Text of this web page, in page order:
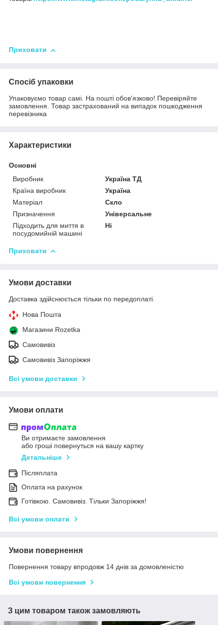
Приховати
Спосіб упаковки
Упаковуємо товар самі. На пошті обов'язково! Перевіряйте
замовлення. Товар застрахований на випадок пошкодження
перевізника
Характеристики
Основні
Виробник
Україна ТД
Країна виробник
Україна
Матеріал
Скло
Призначення
Універсальне
Підходить для миття в
посудомийній машині
Ні
Приховати
Умови доставки
Доставка здійснюється тільки по передоплаті.
Нова Пошта
Магазини Rozetka
Самовивіз
Самовивіз Запоріжжя
Всі умови доставки
Умови оплати
Ви отримаєте замовлення
або гроші повернуться на вашу картку
Детальніше
Післяплата
Оплата на рахунок
Готівкою. Самовивіз. Тільки Запоріжжя!
Всі умови оплати
Умови повернення
Повернення товару впродовж 14 днів за домовленістю
Всі умови повернення
З цим товаром також замовляють